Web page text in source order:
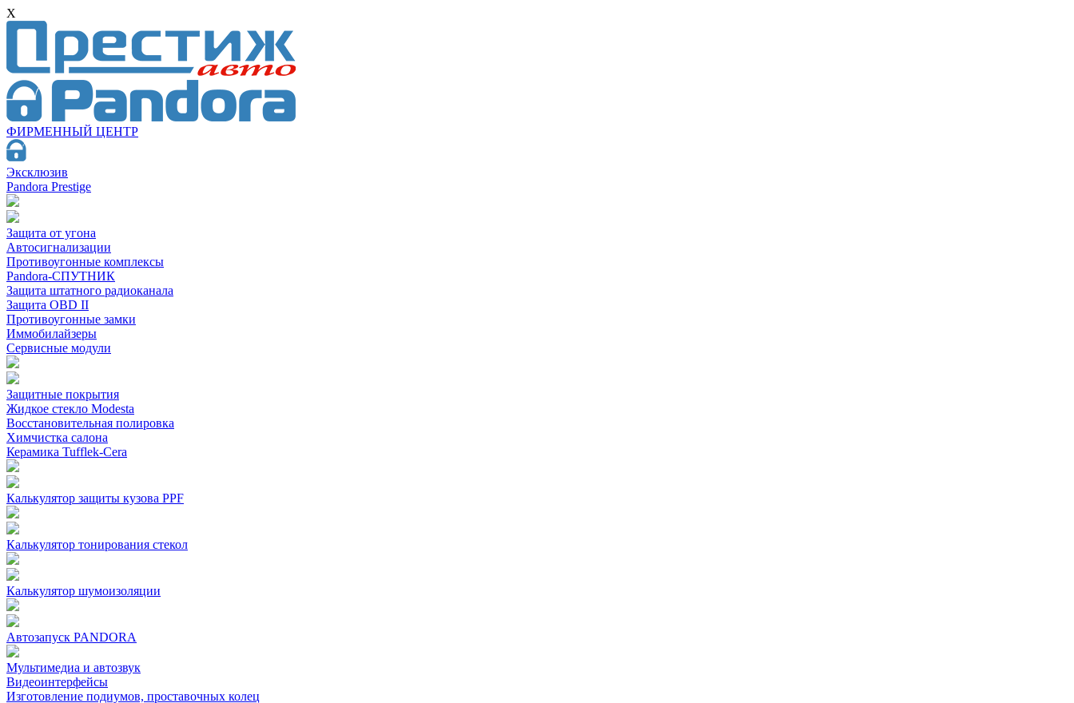
X
ФИРМЕННЫЙ ЦЕНТР
Эксклюзив
Pandora Prestige
Защита от угона
Автосигнализации
Противоугонные комплексы
Pandora-СПУТНИК
Защита штатного радиоканала
Защита OBD II
Противоугонные замки
Иммобилайзеры
Сервисные модули
Защитные покрытия
Жидкое стекло Modesta
Восстановительная полировка
Химчистка салона
Керамика Tufflek-Cera
Калькулятор защиты кузова PPF
Калькулятор тонирования стекол
Калькулятор шумоизоляции
Автозапуск PANDORA
Мультимедиа и автозвук
Видеоинтерфейсы
Изготовление подиумов, проставочных колец